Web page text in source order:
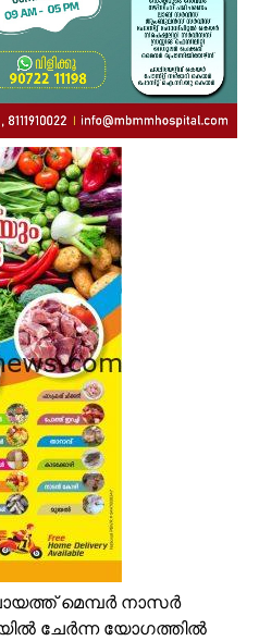
മെമ്പർ നാസർ
ചേർന്ന യോഗത്തിൽ